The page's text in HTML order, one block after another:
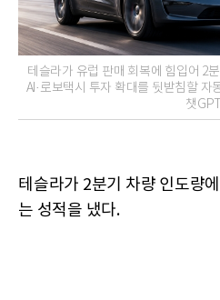
테슬라가 유럽 판매 회복에 힘입어 2
AI·로보택시 투자 확대를 뒷받침할 자
챗GPT
테슬라가 2분기 차량 인도량
는 성적을 냈다.